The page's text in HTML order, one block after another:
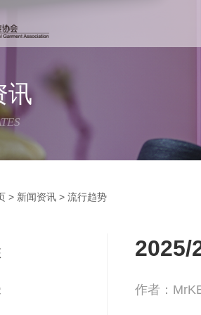
讯
> 新闻资讯 > 流行趋势
2025/
作者：